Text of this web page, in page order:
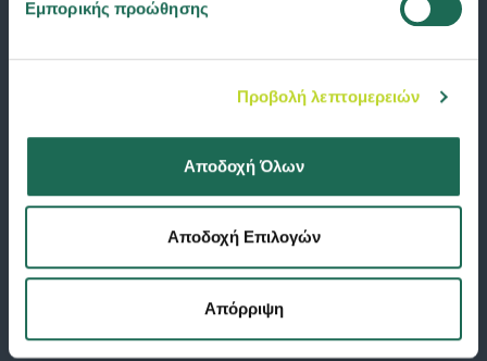
Εμπορικής προώθησης
Προβολή λεπτομερειών
Αποδοχή Όλων
Αποδοχή Επιλογών
Απόρριψη
Αποταμίευση & Επένδυση
Επιχείρηση
SHORT LINKS
Νέα
Προφίλ
Υπολογιστής ασφαλίστρων
Επικοινωνία
Λεξικό